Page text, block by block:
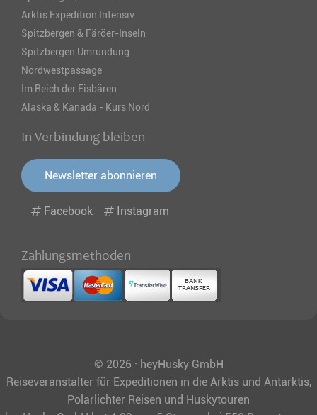
Arktis Expedition Intensiv
Spitzbergen & Färöer-Inseln
Spitzbergen Umrundung
Nordwestpassage
Im Reich der Eisbären
Alaska & Kanada - Kurs Nord
In Verbindung bleiben
Newsletter abonnieren
Facebook Instagram
Zahlungsmethoden
© 2026 · heyHusky GmbH
Reiseveranstalter für Expeditionen in die Arktis und Antarktis,
Polarlichter Reisen und Huskytouren